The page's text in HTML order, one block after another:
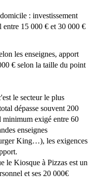
: investissement
entre 15 000 € et 30 000 €
les enseignes, apport
€ selon la taille du point
le secteur le plus
dépasse souvent 200
minimum exigé entre 60
enseignes
King…), les exigences
le Kiosque à Pizzas est un
et ses 20 000€